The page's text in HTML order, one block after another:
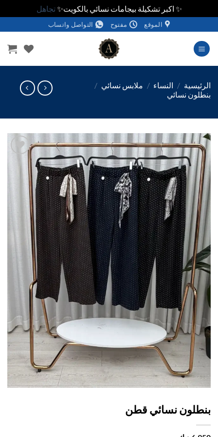
✨ اكبر تشكيلة بيجامات نسائي بالكويت✨تجاهل
الموقع مفتوح التواصل واتساب
/ النساء / ملابس نسائي /
نسائي
اضف
المفضلة
نسائي قطن